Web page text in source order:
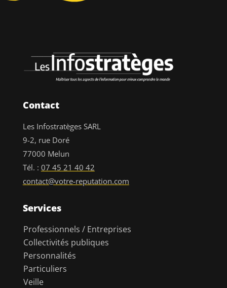
Contact
Les Infostratèges SARL
9-2, rue Doré
77000 Melun
Tél. : 07 45 21 40 42
contact@votre-reputation.com
Services
Professionnels / Entreprises
Collectivités publiques
Personnalités
Particuliers
Veille